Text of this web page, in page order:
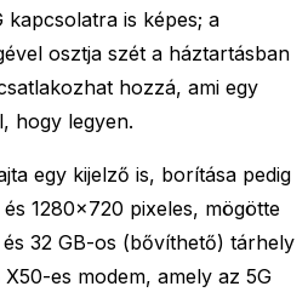
is képes; a
osztja szét a háztartásban
hozzá, ami egy
hogy legyen.
egy kijelző is, borítása pedig
1280×720 pixeles, mögötte
32 GB-os (bővíthető) tárhely
es modem, amely az 5G